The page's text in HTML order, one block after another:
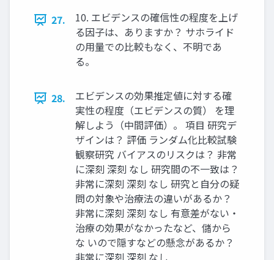
27.
10. エビデンスの確信性の程度を上げ
る因子は、ありますか？ サホライド
の用量での比較もなく、不明であ
る。
28.
エビデンスの効果推定値に対する確
実性の程度（エビデンスの質） を理
解しよう（中間評価）。 項目 研究デ
ザインは？ 評価 ランダム化比較試験
観察研究 バイアスのリスクは？ 非常
に深刻 深刻 なし 研究間の不一致は？
非常に深刻 深刻 なし 研究と自分の疑
問の対象や治療法の違いがあるか？
非常に深刻 深刻 なし 有意差がない・
治療の効果がなかったなど、儲から
な いので隠すなどの懸念があるか？
非常に深刻 深刻 なし